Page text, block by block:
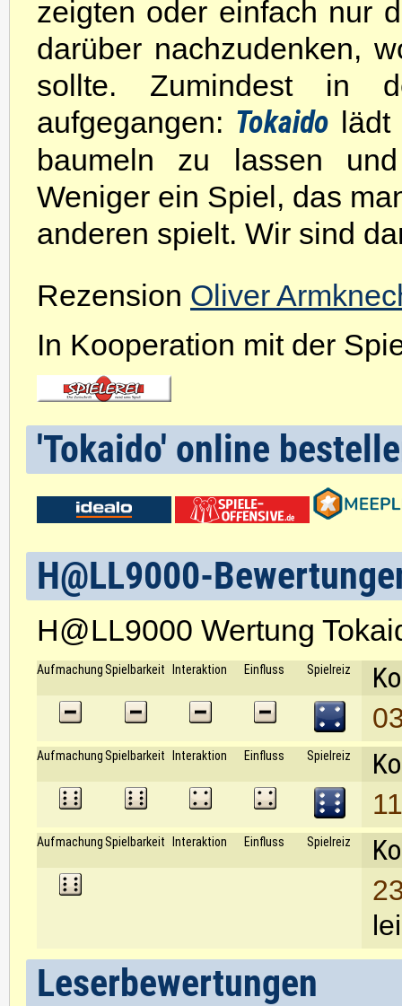
zeigten oder einfach nur
darüber nachzudenken,
sollte. Zumindest in
aufgegangen: Tokaido lädt
baumeln zu lassen
Weniger ein Spiel, das
anderen spielt. Wir sind
Rezension Oliver
In Kooperation mit der
'Tokaido' online
H@LL9000-
H@LL9000 Wertung
Aufmachung Spielbarkeit Interaktion Einfluss Spielreiz
Aufmachung Spielbarkeit Interaktion Einfluss Spielreiz
Aufmachung Spielbarkeit Interaktion Einfluss Spielreiz
Leserbewertungen